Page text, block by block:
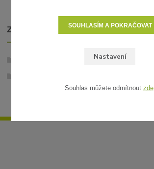
ZBOŽÍ ZAŘAZENO V KATEGORIÍCH
Nastavení
SOUHLASÍM A POKRAČOVAT
Souhlas můžete odmítnout zde.